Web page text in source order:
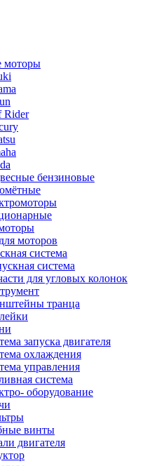
моторы
Rider
бензиновые
моторов
система
система
для угловых колонок
транца
запуска двигателя
охлаждения
управления
система
оборудование
винты
двигателя